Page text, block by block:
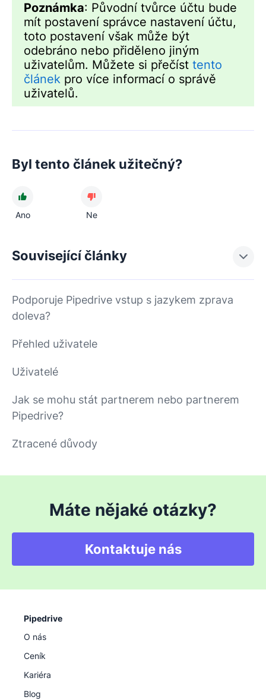
Poznámka: Původní tvůrce účtu bude
mít postavení správce nastavení účtu,
toto postavení však může být
odebráno nebo přiděleno jiným
uživatelům. Můžete si přečíst tento
článek pro více informací o správě
uživatelů.
Byl tento článek užitečný?
Ano Ne
Související články
Podporuje Pipedrive vstup s jazykem zprava
doleva?
Přehled uživatele
Uživatelé
Jak se mohu stát partnerem nebo partnerem
Pipedrive?
Ztracené důvody
Máte nějaké otázky?
Kontaktuje nás
Pipedrive
O nás
Ceník
Kariéra
Blog